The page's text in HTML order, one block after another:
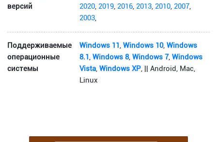
версий
2020, 2019, 2016, 2013, 2010, 2007,
2003,
Поддерживаемые
операционные
системы
Windows 11,Windows 10,Windows
8.1,Windows 8,Windows 7,Windows
Vista,Windows XP, || Android, Mac,
Linux